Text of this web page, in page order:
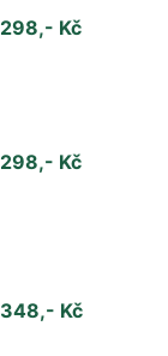
298,- Kč
298,- Kč
348,- Kč